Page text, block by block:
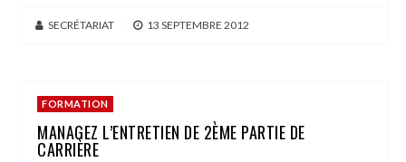
SECRÉTARIAT 13 SEPTEMBRE 2012
FORMATION
MANAGEZ L’ENTRETIEN DE 2ÈME PARTIE DE
CARRIÈRE